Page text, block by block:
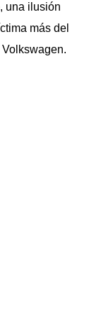
una ilusión
más del